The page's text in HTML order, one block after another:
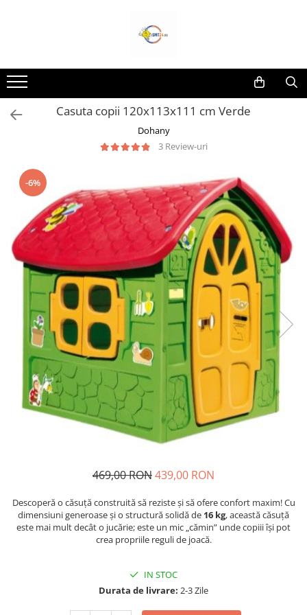
Lampi Solare&Proiectoare
Proiectoare Led
Accesorii Electrice
Lampi Solare Stradale
Lampi Stradale
Led Bar & Proiectoare Auto
Led Bar
Proiectoare Auto,Atv,Moto
Camere Video Supraveghere
Compresoare & Generatoare
Accesorii
Compresoare Aer
Generatoare Curent
Scule & Echipamente Auto
Redresoare Auto
Dulap-Scule-Truse
Consumabile,Accesorii
Polizoare&Flexuri
Rotopercutoare
Accesorii & Consumabile
Casuta copii 120x113x111 cm Verde
Dohany
3 Review-uri
-6%
469,00 RON439,00 RON
Descoperă o căsuță construită să reziste și să ofere confort maxim! Cu
dimensiuni generoase și o structură solidă de 16 kg, această căsuță
este mai mult decât o jucărie; este un mic „cămin” unde copiii își pot
crea propriile reguli de joacă.
IN STOC
Durata de livrare: 2-3 Zile